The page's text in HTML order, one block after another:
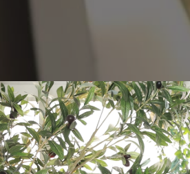
紋付袴レンタル・
撮影プラン
選ばれる理由